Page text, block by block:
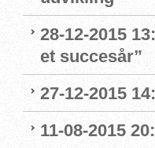
28-12-2015
et succesår”
27-12-2015
11-08-2015